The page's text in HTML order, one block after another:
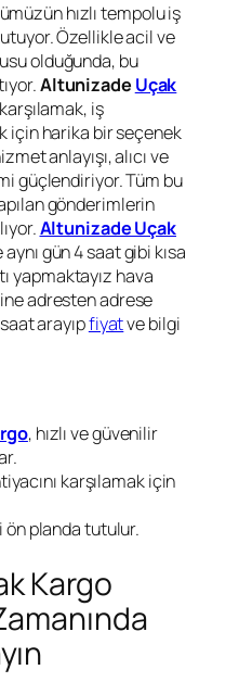
hızlı tempolu iş
Özellikle acil ve
olduğunda, bu
Altunizade Uçak
iş
için harika bir seçenek
anlayışı, alıcı ve
güçlendiriyor. Tüm bu
gönderimlerin
Altunizade Uçak
gün 4 saat gibi kısa
yapmaktayız hava
adresten adrese
arayıpfiyatve bilgi
, hızlı ve güvenilir
karşılamak için
planda tutulur.
Kargo